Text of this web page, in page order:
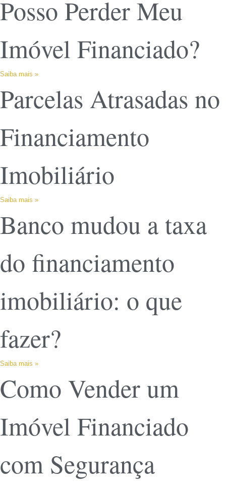
Posso Perder Meu
Imóvel Financiado?
Saiba mais »
Parcelas Atrasadas no
Financiamento
Imobiliário
Saiba mais »
Banco mudou a taxa
do financiamento
imobiliário: o que
fazer?
Saiba mais »
Como Vender um
Imóvel Financiado
com Segurança